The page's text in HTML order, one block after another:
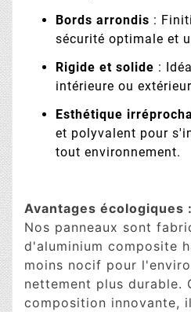
Bords arrondis :
sécurité optimale et
Rigide et solide :
intérieure ou
Esthétique
et polyvalent pour
tout environnement.
Avantages écologiques :
Nos panneaux sont
d'aluminium composite
moins nocif pour
nettement plus durable.
composition innovante,